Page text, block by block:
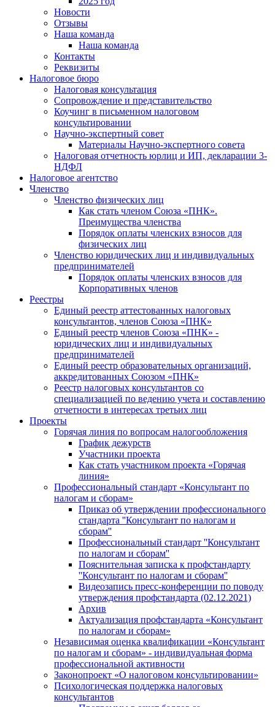
Новости
Отзывы
Наша команда
Наша команда
Контакты
Реквизиты
Налоговое бюро
Налоговая консультация
Cопровождение и представительство
Коучинг в письменном налоговом
консультировании
Научно-экспертный совет
Материалы Научно-экспертного совета
Налоговая отчетность юрлиц и ИП, декларации 3-
НДФЛ
Налоговое агентство
Членство
Членство физических лиц
Как стать членом Союза «ПНК».
Преимущества членства
Порядок оплаты членских взносов для
физических лиц
Членство юридических лиц и индивидуальных
предпринимателей
Порядок оплаты членских взносов для
Корпоративных членов
Реестры
Единый реестр аттестованных налоговых
консультантов, членов Союза «ПНК»
Единый реестр членов Союза «ПНК» -
юридических лиц и индивидуальных
предпринимателей
Единый реестр образовательных организаций,
аккредитованных Союзом «ПНК»
Реестр налоговых консультантов со
специализацией по ведению учета и составлению
отчетности в интересах третьих лиц
Проекты
Горячая линия по вопросам налогообложения
График дежурств
Участники проекта
Как стать участником проекта «Горячая
линия»
Профессиональный стандарт «Консультант по
налогам и сборам»
Приказ об утверждении профессионального
стандарта ''Консультант по налогам и
сборам''
Профессиональный стандарт ''Консультант
по налогам и сборам''
Пояснительная записка к профстандарту
''Консультант по налогам и сборам''
Видеозапись пресс-конференции по поводу
утверждения профстандарта (02.12.2021)
Архив
Актуализация профстандарта «Консультант
по налогам и сборам»
Независимая оценка квалификации «Консультант
по налогам и сборам» - индивидуальная форма
профессиональной активности
Законопроект «О налоговом консультировании»
Психологическая поддержка налоговых
консультантов